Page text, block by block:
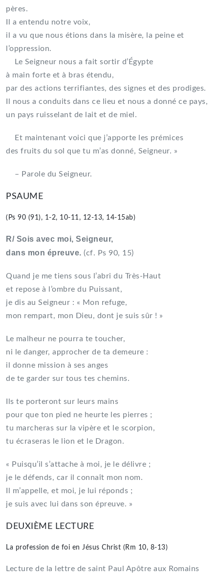
pères.
Il a entendu notre voix,
il a vu que nous étions dans la misère, la peine et
l’oppression.
Le Seigneur nous a fait sortir d’Égypte
à main forte et à bras étendu,
par des actions terrifiantes, des signes et des prodiges.
Il nous a conduits dans ce lieu et nous a donné ce pays,
un pays ruisselant de lait et de miel.
Et maintenant voici que j’apporte les prémices
des fruits du sol que tu m’as donné, Seigneur. »
– Parole du Seigneur.
PSAUME
(Ps 90 (91), 1-2, 10-11, 12-13, 14-15ab)
R/ Sois avec moi, Seigneur,
dans mon épreuve. (cf. Ps 90, 15)
Quand je me tiens sous l’abri du Très-Haut
et repose à l’ombre du Puissant,
je dis au Seigneur : « Mon refuge,
mon rempart, mon Dieu, dont je suis sûr ! »
Le malheur ne pourra te toucher,
ni le danger, approcher de ta demeure :
il donne mission à ses anges
de te garder sur tous tes chemins.
Ils te porteront sur leurs mains
pour que ton pied ne heurte les pierres ;
tu marcheras sur la vipère et le scorpion,
tu écraseras le lion et le Dragon.
« Puisqu’il s’attache à moi, je le délivre ;
je le défends, car il connaît mon nom.
Il m’appelle, et moi, je lui réponds ;
je suis avec lui dans son épreuve. »
DEUXIÈME LECTURE
La profession de foi en Jésus Christ (Rm 10, 8-13)
Lecture de la lettre de saint Paul Apôtre aux Romains